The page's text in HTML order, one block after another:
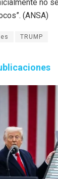
no
(ANSA)
TRUMP